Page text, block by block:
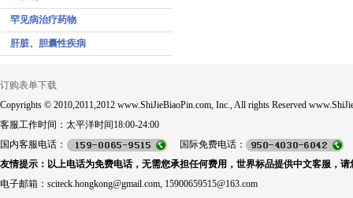
罕见病治疗药物
肝脏、胆囊性疾病
订购表单下载
Copyrights © 2010,2011,2012 www.ShiJieBiaoPin.com, Inc., All rights Reserved
客服工作时间：太平洋时间18:00-24:00
国内客服电话：
国际免费电话：
友情提示：以上电话为免费电话，无需您承担任何费用，世界标品提供中文客服，请
电子邮箱：sciteck.hongkong@gmail.com, 15900659515@163.com